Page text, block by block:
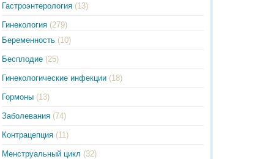
Гастроэнтерология (13)
Гинекология (279)
Беременность (10)
Бесплодие (25)
Гинекологические инфекции (18)
Гормоны (13)
Заболевания (74)
Контрацепция (11)
Менструальный цикл (32)